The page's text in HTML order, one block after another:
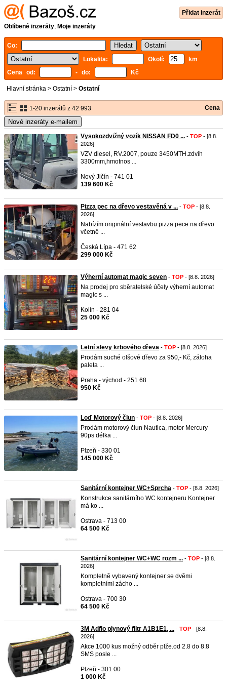
Přidat inzerát
Oblíbené inzeráty, Moje inzeráty
Co:
Lokalita:
Okolí:
km
Cena od:
- do: Kč
Hlavní stránka > Ostatní > Ostatní
1-20 inzerátů z 42 993 Cena
Nové inzeráty e-mailem
Vysokozdvižný vozík NISSAN FD0 ... - TOP - [8.8.
2026]
VZV diesel, RV.2007, pouze 3450MTH.zdvih
3300mm,hmotnos ...
Nový Jičín - 741 01
139 600 Kč
Pizza pec na dřevo vestavěná v ... - TOP - [8.8.
2026]
Nabízím originální vestavbu pizza pece na dřevo
včetně ...
Česká Lípa - 471 62
299 000 Kč
Výherní automat magic seven - TOP - [8.8. 2026]
Na prodej pro sběratelské účely výherní automat
magic s ...
Kolín - 281 04
25 000 Kč
Letní slevy krbového dřeva - TOP - [8.8. 2026]
Prodám suché olšové dřevo za 950,- Kč, záloha
paleta ...
Praha - východ - 251 68
950 Kč
Loď Motorový člun - TOP - [8.8. 2026]
Prodám motorový člun Nautica, motor Mercury
90ps délka ...
Plzeň - 330 01
145 000 Kč
Sanitární kontejner WC+Sprcha - TOP - [8.8. 2026]
Konstrukce sanitárního WC kontejneru Kontejner
má ko ...
Ostrava - 713 00
64 500 Kč
Sanitární kontejner WC+WC rozm ... - TOP - [8.8.
2026]
Kompletně vybavený kontejner se dvěmi
kompletními zácho ...
Ostrava - 700 30
64 500 Kč
3M Adflo plynový filtr A1B1E1, ... - TOP - [8.8.
2026]
Akce 1000 kus možný odběr plže.od 2.8 do 8.8
SMS posle ...
Plzeň - 301 00
1 000 Kč